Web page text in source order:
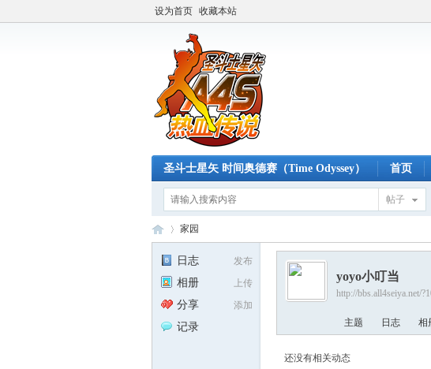
设为首页 收藏本站
圣斗士星矢 时间奥德赛（Time Odyssey） 首页
帖子
家园
发布
日志
上传
相册
添加
分享
记录
yoyo小叮当
http://bbs.all4seiya.net/
主题 日志 相
还没有相关动态